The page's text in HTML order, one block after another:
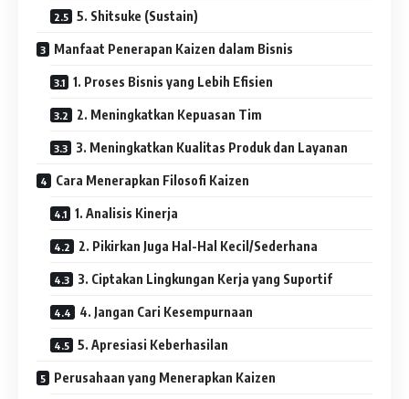
5. Shitsuke (Sustain)
Manfaat Penerapan Kaizen dalam Bisnis
1. Proses Bisnis yang Lebih Efisien
2. Meningkatkan Kepuasan Tim
3. Meningkatkan Kualitas Produk dan Layanan
Cara Menerapkan Filosofi Kaizen
1. Analisis Kinerja
2. Pikirkan Juga Hal-Hal Kecil/Sederhana
3. Ciptakan Lingkungan Kerja yang Suportif
4. Jangan Cari Kesempurnaan
5. Apresiasi Keberhasilan
Perusahaan yang Menerapkan Kaizen